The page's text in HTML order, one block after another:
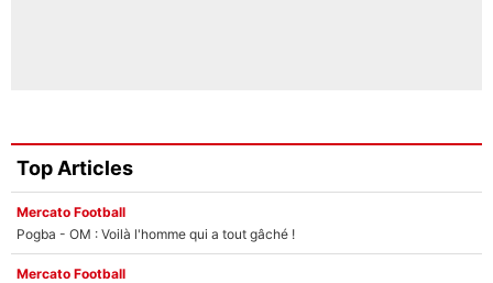
Top Articles
Mercato Football
Pogba - OM : Voilà l'homme qui a tout gâché !
Mercato Football